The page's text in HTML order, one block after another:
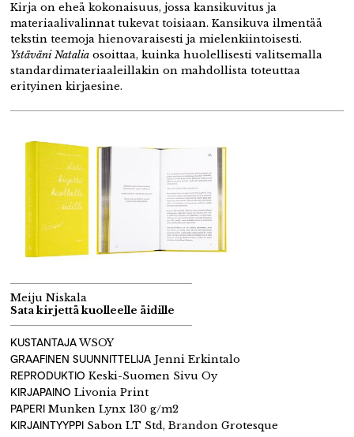
Kirja on eheä kokonaisuus, jossa kansikuvitus ja
materiaalivalinnat tukevat toisiaan. Kansikuva ilmentää
tekstin teemoja hienovaraisesti ja mielenkiintoisesti.
Ystäväni Natalia osoittaa, kuinka huolellisesti valitsemalla
standardimateriaaleillakin on mahdollista toteuttaa
erityinen kirjaesine.
Meiju Niskala
Sata kirjettä kuolleelle äidille
KUSTANTAJAWSOY
GRAAFINEN SUUNNITTELIJA Jenni Erkintalo
REPRODUKTIO Keski-Suomen Sivu Oy
KIRJAPAINO Livonia Print
PAPERI Munken Lynx 130 g/m2
KIRJAINTYYPPI Sabon LT Std, Brandon Grotesque